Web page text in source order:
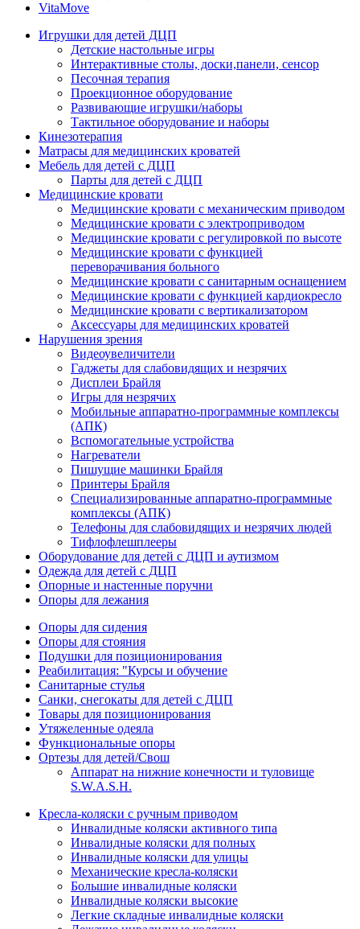
VitaMove
Игрушки для детей ДЦП
Детские настольные игры
Интерактивные столы, доски,панели, сенсор
Песочная терапия
Проекционное оборудование
Развивающие игрушки/наборы
Тактильное оборудование и наборы
Кинезотерапия
Матрасы для медицинских кроватей
Мебель для детей с ДЦП
Парты для детей с ДЦП
Медицинские кровати
Медицинские кровати с механическим приводом
Медицинские кровати с электроприводом
Медицинские кровати с регулировкой по высоте
Медицинские кровати с функцией
переворачивания больного
Медицинские кровати с санитарным оснащением
Медицинские кровати с функцией кардиокресло
Медицинские кровати с вертикализатором
Аксессуары для медицинских кроватей
Нарушения зрения
Видеоувеличители
Гаджеты для слабовидящих и незрячих
Дисплеи Брайля
Игры для незрячих
Мобильные аппаратно-программные комплексы
(АПК)
Вспомогательные устройства
Нагреватели
Пишущие машинки Брайля
Принтеры Брайля
Специализированные аппаратно-программные
комплексы (АПК)
Телефоны для слабовидящих и незрячих людей
Тифлофлешплееры
Оборудование для детей с ДЦП и аутизмом
Одежда для детей с ДЦП
Опорные и настенные поручни
Опоры для лежания
Опоры для сидения
Опоры для стояния
Подушки для позиционирования
Реабилитация: "Курсы и обучение
Санитарные стулья
Санки, снегокаты для детей с ДЦП
Товары для позиционирования
Утяжеленные одеяла
Функциональные опоры
Ортезы для детей/Свош
Аппарат на нижние конечности и туловище
S.W.A.S.H.
Кресла-коляски с ручным приводом
Инвалидные коляски активного типа
Инвалидные коляски для полных
Инвалидные коляски для улицы
Механические кресла-коляски
Большие инвалидные коляски
Инвалидные коляски высокие
Легкие складные инвалидные коляски